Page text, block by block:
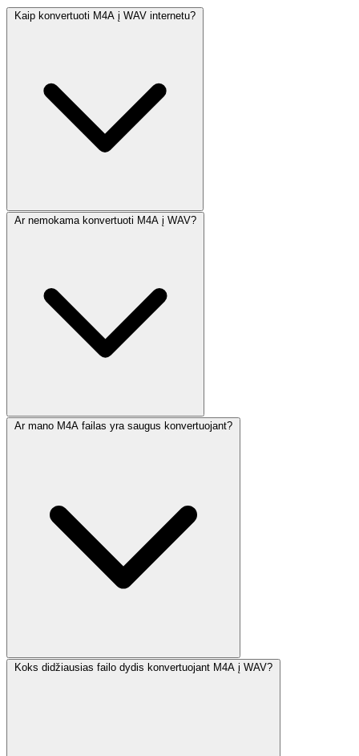
Kaip konvertuoti M4A į WAV internetu?
Ar nemokama konvertuoti M4A į WAV?
Ar mano M4A failas yra saugus konvertuojant?
Koks didžiausias failo dydis konvertuojant M4A į WAV?